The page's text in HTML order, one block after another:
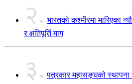
२. भारतको कश्मीरमा मारिएका
र क्षतिपूर्ति माग
३. पत्रकार महासङ्घको स्थापना